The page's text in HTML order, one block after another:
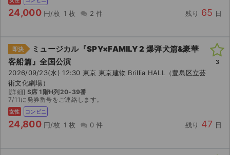
24,000 円/枚 1 枚 2 件 残り 65 日
即決
ミュージカル『SPY×FAMILY 2 爆弾犬篇&豪華
客船篇』全国公演
2026/09/23(水) 12:30 東京 東京建物 Brillia HALL（豊島区立芸
術文化劇場）
[詳細] S席 1階H列20-39番
7/11に発券番号をご連絡します。
女性 コンビニ
24,800 円/枚 1 枚 0 件 残り 47 日
3